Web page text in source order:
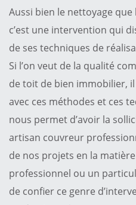
Aussi bien le nettoyage
c’est une intervention qui
de ses techniques de
Si l’on veut de la qualité
de toit de bien immobilier,
avec ces méthodes et ces
nous permet d’avoir la
artisan couvreur
de nos projets en la
professionnel ou un
de confier ce genre